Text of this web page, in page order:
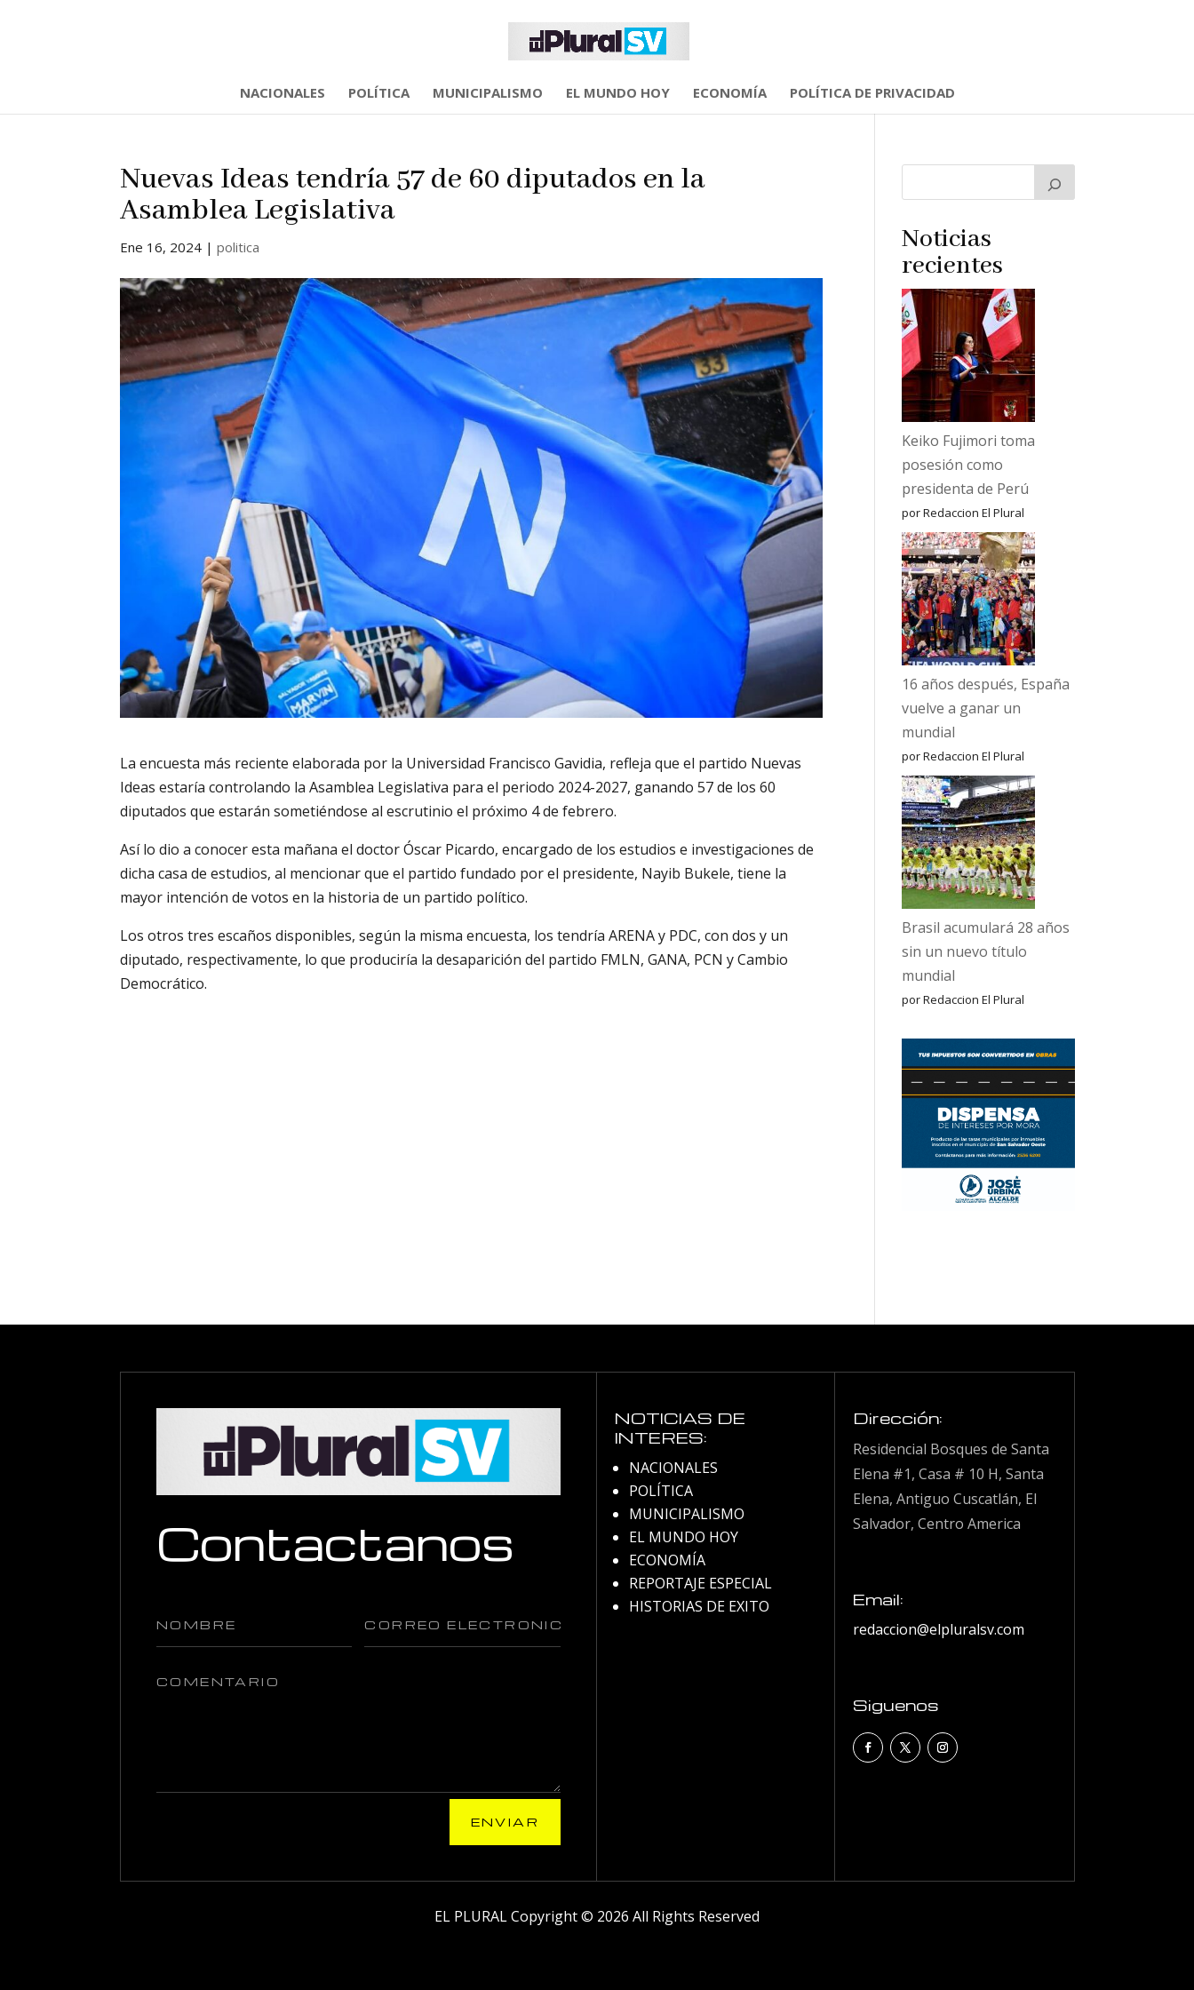
NACIONALES POLÍTICA MUNICIPALISMO EL MUNDO HOY ECONOMÍA POLÍTICA DE PRIVACIDAD
Nuevas Ideas tendría 57 de 60 diputados en la
Asamblea Legislativa
Ene 16, 2024| politica
La encuesta más reciente elaborada por la Universidad Francisco Gavidia, refleja que el partido Nuevas
Ideas estaría controlando la Asamblea Legislativa para el periodo 2024-2027, ganando 57 de los 60
diputados que estarán sometiéndose al escrutinio el próximo 4 de febrero.
Así lo dio a conocer esta mañana el doctor Óscar Picardo, encargado de los estudios e investigaciones de
dicha casa de estudios, al mencionar que el partido fundado por el presidente, Nayib Bukele, tiene la
mayor intención de votos en la historia de un partido político.
Los otros tres escaños disponibles, según la misma encuesta, los tendría ARENA y PDC, con dos y un
diputado, respectivamente, lo que produciría la desaparición del partido FMLN, GANA, PCN y Cambio
Democrático.
Noticias
recientes
Keiko Fujimori toma
posesión como
presidenta de Perú
por Redaccion El Plural
16 años después, España
vuelve a ganar un
mundial
por Redaccion El Plural
Brasil acumulará 28 años
sin un nuevo título
mundial
por Redaccion El Plural
Contactanos
ENVIAR
NOTICIAS DE
INTERES:
NACIONALES
POLÍTICA
MUNICIPALISMO
EL MUNDO HOY
ECONOMÍA
REPORTAJE ESPECIAL
HISTORIAS DE EXITO
Dirección:
Residencial Bosques de Santa
Elena #1, Casa # 10 H, Santa
Elena, Antiguo Cuscatlán, El
Salvador, Centro America
Email:
redaccion@elpluralsv.com
Siguenos
EL PLURAL Copyright © 2026 All Rights Reserved